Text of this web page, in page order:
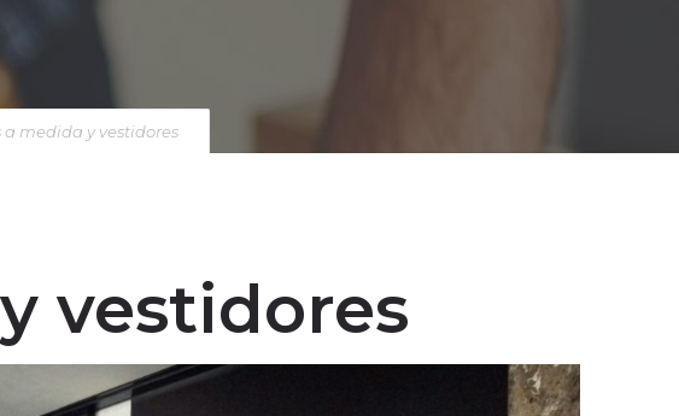
medida y vestidores
vestidores